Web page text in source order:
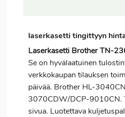
laserkasetti tingittyyn
Laserkasetti Brother TN-
Se on hyvälaatuinen
verkkokaupan tilauksen
päivää. Brother HL-
3070CDW/DCP-9010CN.
sivua. Luotettava